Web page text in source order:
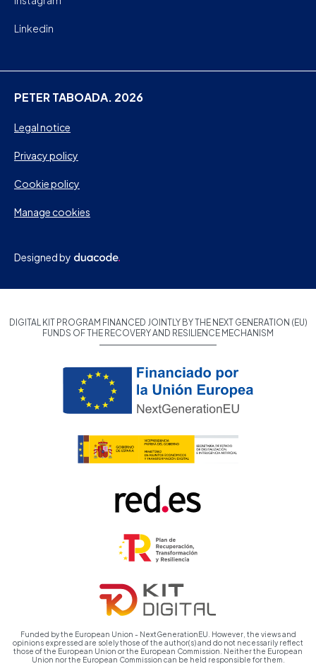
Linkedin
PETER TABOADA. 2026
Legal notice
Privacy policy
Cookie policy
Manage cookies
Designed by
DIGITAL KIT PROGRAM FINANCED JOINTLY BY THE NEXT GENERATION (EU)
FUNDS OF THE RECOVERY AND RESILIENCE MECHANISM
Funded by the European Union - NextGenerationEU. However, the views and
opinions expressed are solely those of the author(s) and do not necessarily reflect
those of the European Union or the European Commission. Neither the European
Union nor the European Commission can be held responsible for them.